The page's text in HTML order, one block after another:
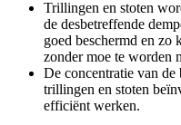
Trillingen en stoten
de desbetreffende
goed beschermd en zo
zonder moe te worden
De concentratie van
trillingen en stoten
efficiënt werken.